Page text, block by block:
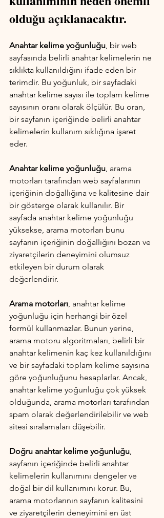
olduğu açıklanacaktır.
Anahtar kelime yoğunluğu , bir web
sayfasında belirli anahtar kelimelerin ne
sıklıkta kullanıldığını ifade eden bir
terimdir. Bu yoğunluk, bir sayfadaki
anahtar kelime sayısı ile toplam kelime
sayısının oranı olarak ölçülür. Bu oran,
bir sayfanın içeriğinde belirli anahtar
kelimelerin kullanım sıklığına işaret
eder.
Anahtar kelime yoğunluğu , arama
motorları tarafından web sayfalarının
içeriğinin doğallığına ve kalitesine dair
bir gösterge olarak kullanılır. Bir
sayfada anahtar kelime yoğunluğu
yüksekse, arama motorları bunu
sayfanın içeriğinin doğallığını bozan ve
ziyaretçilerin deneyimini olumsuz
etkileyen bir durum olarak
değerlendirir.
Arama motorları , anahtar kelime
yoğunluğu için herhangi bir özel
formül kullanmazlar. Bunun yerine,
arama motoru algoritmaları, belirli bir
anahtar kelimenin kaç kez kullanıldığını
ve bir sayfadaki toplam kelime sayısına
göre yoğunluğunu hesaplarlar. Ancak,
anahtar kelime yoğunluğu çok yüksek
olduğunda, arama motorları tarafından
spam olarak değerlendirilebilir ve web
sitesi sıralamaları düşebilir.
Doğru anahtar kelime yoğunluğu
sayfanın içeriğinde belirli anahtar
kelimelerin kullanımını dengeler ve
doğal bir dil kullanımını korur. Bu,
arama motorlarının sayfanın kalitesini
ve ziyaretçilerin deneyimini en üst